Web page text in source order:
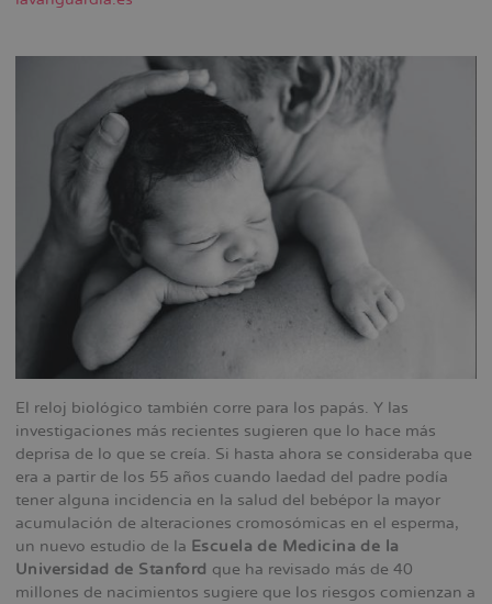
El reloj biológico también corre para los papás. Y las
investigaciones más recientes sugieren que lo hace más
deprisa de lo que se creía. Si hasta ahora se consideraba que
era a partir de los 55 años cuando laedad del padre podía
tener alguna incidencia en la salud del bebépor la mayor
acumulación de alteraciones cromosómicas en el esperma,
un nuevo estudio de la Escuela de Medicina de la
Universidad de Stanford que ha revisado más de 40
millones de nacimientos sugiere que los riesgos comienzan a